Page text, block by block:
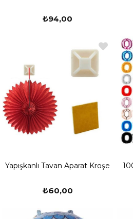
₺94,00
Yapışkanlı Tavan Aparat Kroşe
₺60,00